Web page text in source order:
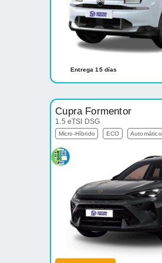
Entrega 15 días
Cupra Formentor
1.5 eTSI DSG
Micro-Híbrido ECO Automático